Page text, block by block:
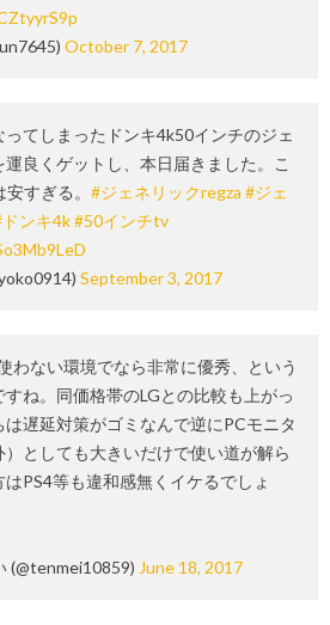
October 7, 2017
ってしまったドンキ4k50インチのジェ
良くゲットし、本日届きました。こ
すぎる。 #ジェネリックregza #ジェ
ンキ4k#50インチtv
September 3, 2017
わない環境でなら非常に優秀、という
ね。同価格帯のLGとの比較も上がっ
遅延対策がゴミなんで逆にPCモニタ
）としても大きいだけで使い道が解ら
PS4等も違和感無くイケるでしょ
(@tenmei10859) June 18, 2017